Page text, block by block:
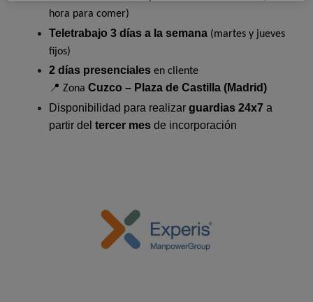
hora para comer)
Teletrabajo 3 días a la semana (martes y jueves
fijos)
2 días presenciales en cliente
📍 Zona Cuzco – Plaza de Castilla (Madrid)
Disponibilidad para realizar guardias 24x7 a
partir del tercer mes de incorporación